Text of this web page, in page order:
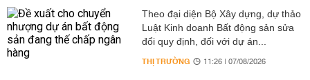
Theo đại diện Bộ Xây dựng, dự thảo
Luật Kinh doanh Bất động sản sửa
đổi quy định, đối với dự án...
THỊ TRƯỜNG 11:26 | 07/08/2026